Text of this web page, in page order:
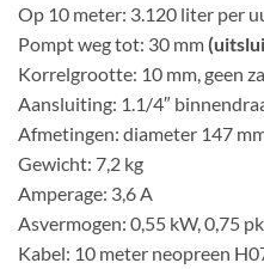
Op 10 meter: 3.120 liter per
Pompt weg tot: 30 mm
Korrelgrootte: 10 mm, geen
Aansluiting: 1.1/4″
Afmetingen: diameter 147
Gewicht: 7,2 kg
Amperage: 3,6 A
Asvermogen: 0,55 kW, 0,75
Kabel: 10 meter neopreen